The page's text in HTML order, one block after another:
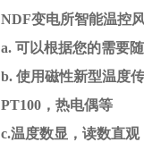
NDF变电所智能温控
a. 可以根据您的需要
b. 使用磁性新型温度
PT100，热电偶等
c.温度数显，读数直